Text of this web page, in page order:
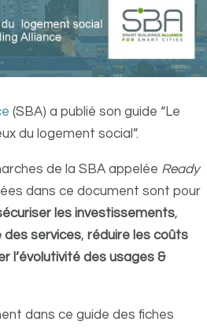
(SBA) a publié son guide “Le
du logement social”.
de la SBA appelée Ready
dans ce document sont pour
les investissements,
des services, réduire les coûts
l’évolutivité des usages &
dans ce guide des fiches